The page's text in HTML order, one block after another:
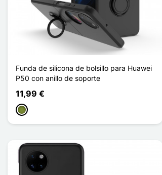
Funda de silicona de bolsillo para Huawei
P50 con anillo de soporte
11,99 €
Caqui